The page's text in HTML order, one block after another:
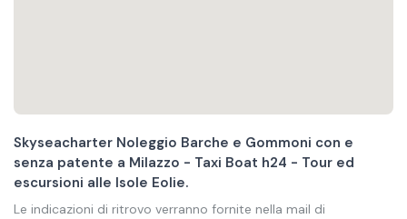
Skyseacharter Noleggio Barche e Gommoni con e
senza patente a Milazzo - Taxi Boat h24 - Tour ed
escursioni alle Isole Eolie.
Le indicazioni di ritrovo verranno fornite nella mail di